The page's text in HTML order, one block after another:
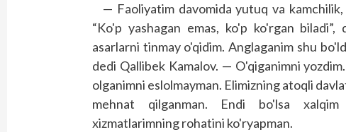
— Faoliyatim davomida yutuq va
“Ko'p yashagan emas, ko'p ko'rgan
asarlarni tinmay o'qidim. Anglaganim shu
dedi Qallibek Kamalov. — O'qiganimni
olganimni eslolmayman. Elimizning atoqli
mehnat qilganman. Endi bo'lsa xalqim
xizmatlarimning rohatini ko'ryapman.